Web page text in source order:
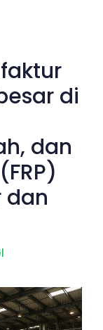
di
dan
dan